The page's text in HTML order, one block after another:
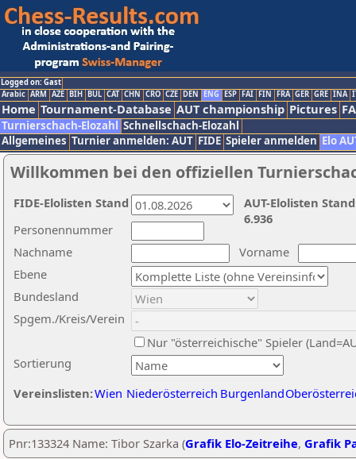
Logged on: Gast
Arabic ARM AZE BIH BUL CAT CHN CRO CZE DEN ENG ESP FAI FIN FRA GER GRE INA
Home Tournament-Database AUT championship Pictures
Turnierschach-Elozahl Schnellschach-Elozahl
Allgemeines Turnier anmelden: AUT FIDE Spieler anmelden Elo
Willkommen bei den offiziellen
Nachname
Vorname
Ebene
Sortierung
Personennummer
Bundesland
Spgem./Kreis/Verein
Nur "österreichische" Spieler
Vereinslisten:Wien Niederösterreich Burgenland
AUT-Elolisten
6.936
FIDE-Elolisten Stand
Pnr:133324 Name: Tibor Szarka (Grafik Elo-Zeitreihe, Grafik